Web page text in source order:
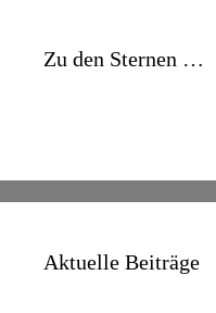
Zu den Sternen …
Aktuelle Beiträge